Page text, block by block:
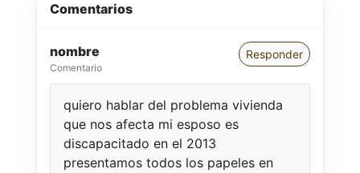
Comentarios
nombre
Comentario
Responder
quiero hablar del problema vivienda
que nos afecta mi esposo es
discapacitado en el 2013
presentamos todos los papeles en